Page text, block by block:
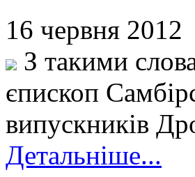
16 червня 2012
З такими
єпископ
випускників
Детальніше...